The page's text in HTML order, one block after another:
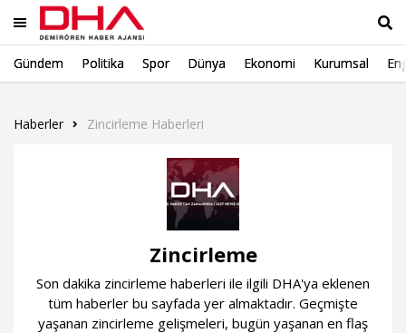
Gündem Politika Spor Dünya Ekonomi Kurumsal
Haberler Zincirleme Haberleri
Zincirleme
Son dakika zincirleme haberleri ile ilgili DHA'ya eklenen
tüm haberler bu sayfada yer almaktadır. Geçmişte
yaşanan zincirleme gelişmeleri, bugün yaşanan en flaş